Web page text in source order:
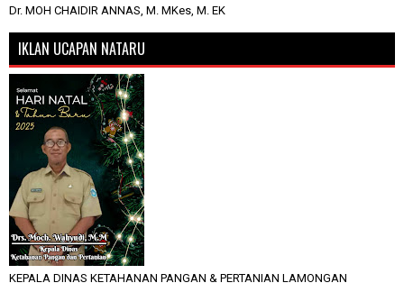
Dr. MOH CHAIDIR ANNAS, M. MKes, M. EK
IKLAN UCAPAN NATARU
KEPALA DINAS KETAHANAN PANGAN & PERTANIAN LAMONGAN